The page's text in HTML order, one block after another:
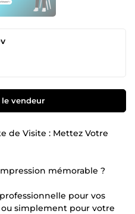
vendeur
de Visite : Mettez Votre
mémorable ?
pour vos
ou simplement pour votre